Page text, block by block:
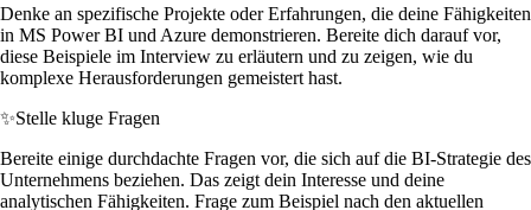
Denke an spezifische Projekte oder Erfahrungen, die deine Fähigkeiten
in MS Power BI und Azure demonstrieren. Bereite dich darauf vor,
diese Beispiele im Interview zu erläutern und zu zeigen, wie du
komplexe Herausforderungen gemeistert hast.
✨Stelle kluge Fragen
Bereite einige durchdachte Fragen vor, die sich auf die BI-Strategie des
Unternehmens beziehen. Das zeigt dein Interesse und deine
analytischen Fähigkeiten. Frage zum Beispiel nach den aktuellen